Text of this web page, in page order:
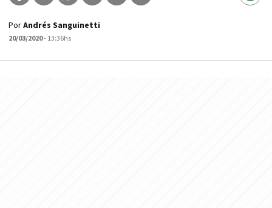
PorAndrés Sanguinetti
20/03/2020- 13:36hs